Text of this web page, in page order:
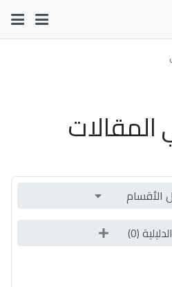
الأقسام
(
0
)